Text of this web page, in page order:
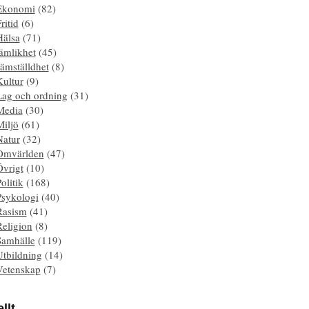
(82)
(6)
(71)
(45)
(8)
(9)
och ordning (31)
(30)
(61)
(32)
(47)
(10)
(168)
(40)
(41)
(8)
(119)
(14)
(7)